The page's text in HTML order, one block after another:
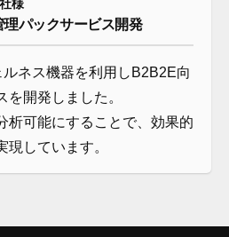
様
パックサービス開発
ネス機器を利用しB2B2E向
を開発しました。
析可能にすることで、効果的
現しています。